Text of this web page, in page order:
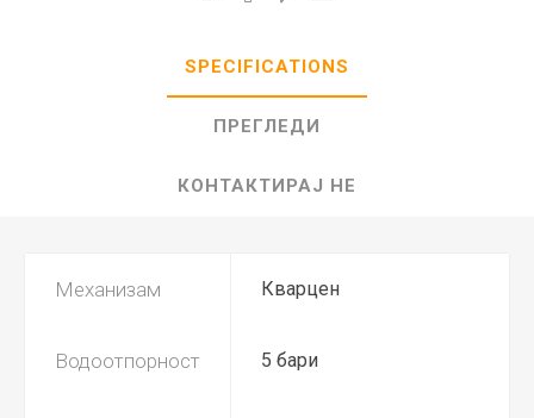
SPECIFICATIONS
ПРЕГЛЕДИ
КОНТАКТИРАЈ НЕ
Механизам Кварцен
Водоотпорност 5 бари